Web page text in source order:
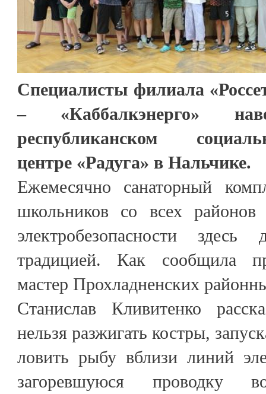
Специалисты филиала
– «Каббалкэнерго»
республиканском
центре «Радуга» в Нальчике.
Ежемесячно санаторный
школьников со всех
электробезопасности
традицией. Как сообщила
мастер Прохладненских
Станислав Кливитенко
нельзя разжигать костры,
ловить рыбу вблизи линий
загоревшуюся проводку